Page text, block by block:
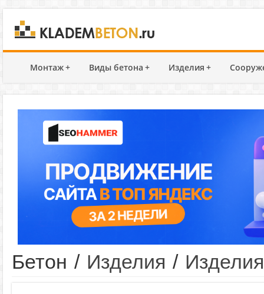
Монтаж+ Виды бетона + Изделия +
Бетон / Изделия /